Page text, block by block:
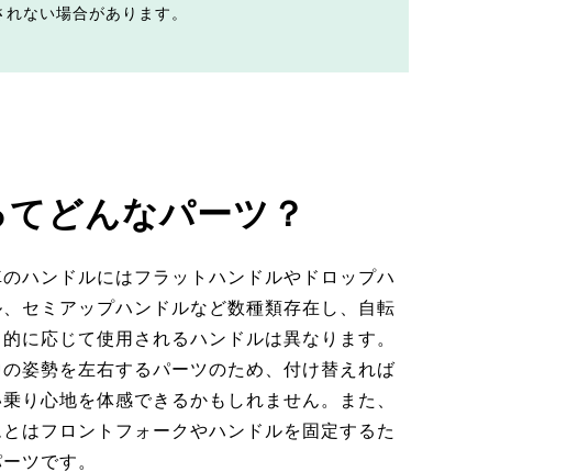
ない場合があります。
どんなパーツ？
のハンドルにはフラットハンドルやドロップハ
、セミアップハンドルなど数種類存在し、自転
に応じて使用されるハンドルは異なります。
姿勢を左右するパーツのため、付け替えれば
り心地を体感できるかもしれません。また、
とはフロントフォークやハンドルを固定するた
ツです。